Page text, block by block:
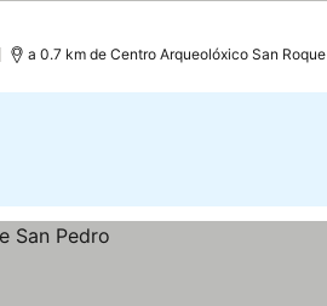
a 0.7 km de Centro Arqueolóxico San Roque